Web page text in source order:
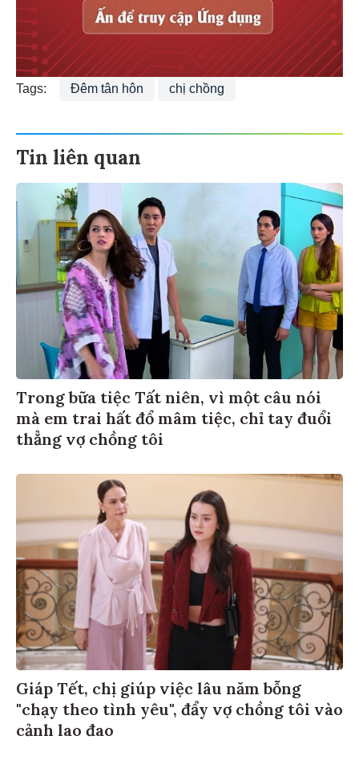
Tags: Đêm tân hôn chị chồng
Tin liên quan
Trong bữa tiệc Tất niên, vì một câu nói
mà em trai hất đổ mâm tiệc, chỉ tay đuổi
thẳng vợ chồng tôi
Giáp Tết, chị giúp việc lâu năm bỗng
"chạy theo tình yêu", đẩy vợ chồng tôi vào
cảnh lao đao